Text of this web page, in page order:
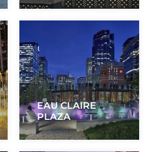
EAU CLAIRE
PLAZA